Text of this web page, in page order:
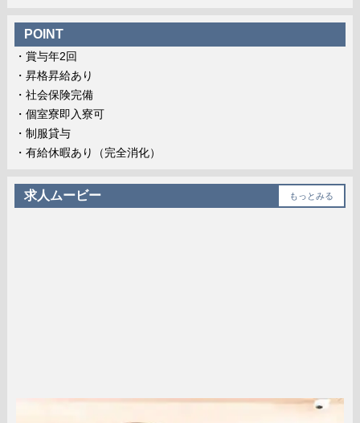
POINT
・賞与年2回
・昇格昇給あり
・社会保険完備
・個室寮即入寮可
・制服貸与
・有給休暇あり（完全消化）
求人ムービー もっとみる